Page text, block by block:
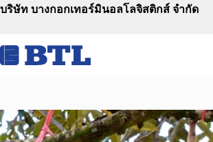
Skip
บริษัท บางกอกเทอร์มินอลโลจิสติกส์ จำกัด